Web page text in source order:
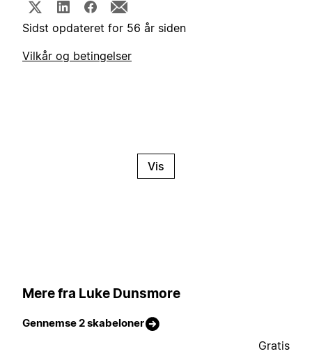
Sidst opdateret for 56 år siden
Vilkår og betingelser
Vis
Mere fra Luke Dunsmore
Gennemse 2 skabeloner
Gratis